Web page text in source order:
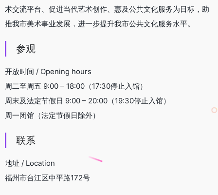
术交流平台、促进当代艺术创作、惠及公共文化服务为目标，助
推我市美术事业发展，进一步提升我市公共文化服务水平。
参观
开放时间 / Opening hours
周二至周五 9:00 – 18:00（17:30停止入馆）
周末及法定节假日 9:00 – 20:00（19:30停止入馆）
周一闭馆（法定节假日除外）
联系
地址 / Location
福州市台江区中平路172号